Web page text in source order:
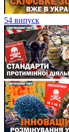
54 випуск